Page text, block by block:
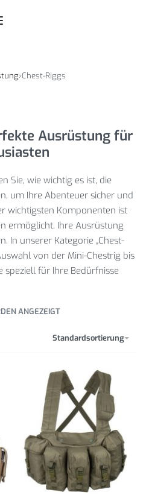
›Chest-Riggs
Ausrüstung für
Sie, wie wichtig es ist, die
um Ihre Abenteuer sicher und
wichtigsten Komponenten ist
ermöglicht, Ihre Ausrüstung
In unserer Kategorie „Chest-
von der Mini-Chestrig bis
speziell für Ihre Bedürfnisse
ANGEZEIGT
Standardsortierung